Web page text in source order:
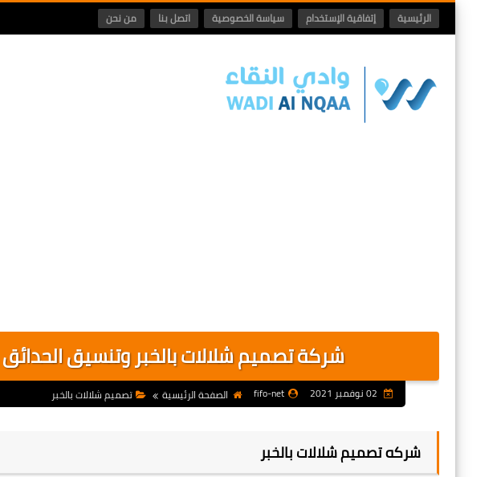
الرئيسية إتفاقية الإستخدام سياسة الخصوصية اتصل بنا من نحن
شركة تصميم شلالات بالخبر وتنسيق الحدائق
fifo-net الصفحة الرئيسية تصميم شلالات بالخبر
شركه تصميم شلالات بالخبر